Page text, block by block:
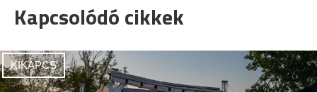
Kapcsolódó cikkek
KIKAPCS